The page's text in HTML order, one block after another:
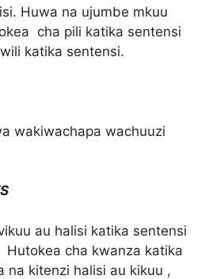
Huwa na ujumbe mkuu
cha pili katika sentensi
katika sentensi.
wakiwachapa wachuuzi
au halisi katika sentensi
cha kwanza katika
na kitenzi halisi au kikuu ,